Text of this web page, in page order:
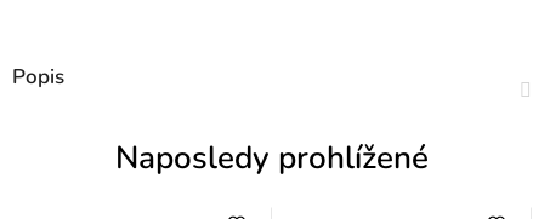
Popis
Naposledy prohlížené